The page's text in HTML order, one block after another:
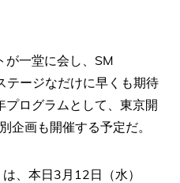
が一堂に会し、SM
テージなだけに早くも期待
ログラムとして、東京開
企画も開催する予定だ。
、本日3月12日（水）